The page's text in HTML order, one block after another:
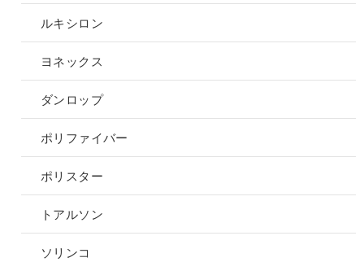
ルキシロン
ヨネックス
ダンロップ
ポリファイバー
ポリスター
トアルソン
ソリンコ